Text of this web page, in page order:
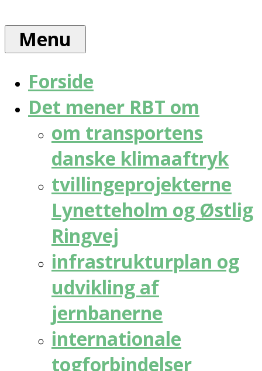
content
for
bæredygtig
trafik
Menu
Forside
Det mener RBT om
om transportens
danske klimaaftryk
tvillingeprojekterne
Lynetteholm og Østlig
Ringvej
infrastrukturplan og
udvikling af
jernbanerne
internationale
togforbindelser